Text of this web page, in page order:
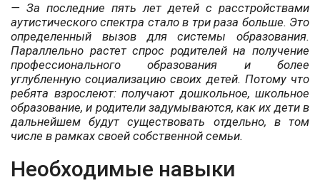
— За последние пять лет детей с расстройствами
аутистического спектра стало в три раза больше. Это
определенный вызов для системы образования.
Параллельно растет спрос родителей на получение
профессионального образования и более
углубленную социализацию своих детей. Потому что
ребята взрослеют: получают дошкольное, школьное
образование, и родители задумываются, как их дети в
дальнейшем будут существовать отдельно, в том
числе в рамках своей собственной семьи.
Необходимые навыки